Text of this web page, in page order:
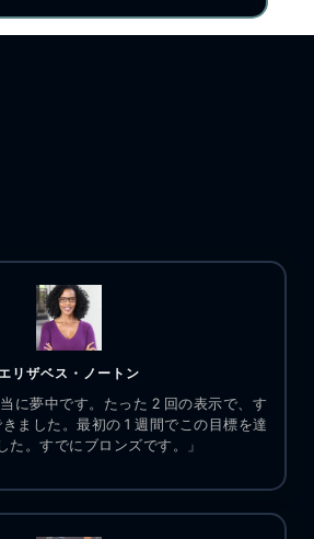
エリザベス・ノートン
に夢中です。たった 2 回の表示で、す
ました。最初の 1 週間でこの目標を達
た。すでにブロンズです。」